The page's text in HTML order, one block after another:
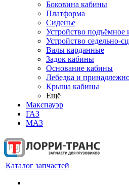
Боковина кабины
Платформа
Сиденье
Устройство
Устройство седельно-
Валы карданные
Задок кабины
Основание кабины
Лебедка и
Крыша кабины
Ещё
Макспауэр
ГАЗ
МАЗ
Каталог запчастей